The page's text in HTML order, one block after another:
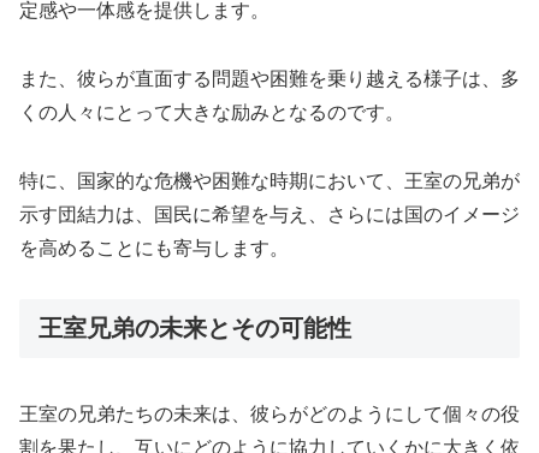
定感や一体感を提供します。
また、彼らが直面する問題や困難を乗り越える様子は、多
くの人々にとって大きな励みとなるのです。
特に、国家的な危機や困難な時期において、王室の兄弟が
示す団結力は、国民に希望を与え、さらには国のイメージ
を高めることにも寄与します。
王室兄弟の未来とその可能性
王室の兄弟たちの未来は、彼らがどのようにして個々の役
割を果たし、互いにどのように協力していくかに大きく依